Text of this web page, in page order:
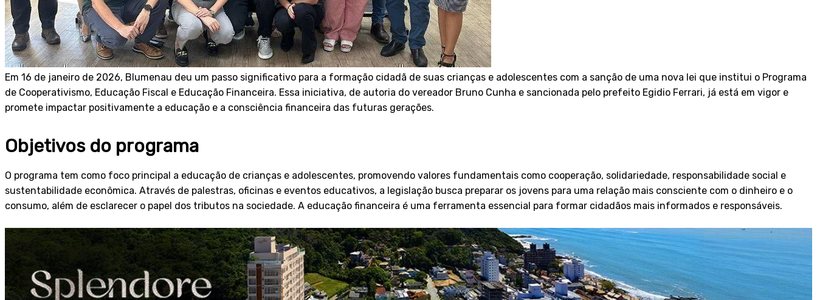
Em 16 de janeiro de 2026, Blumenau deu um passo significativo para a formação cidadã de suas crianças e adolescentes com a sanção de uma nova lei que institui o Programa
de Cooperativismo, Educação Fiscal e Educação Financeira. Essa iniciativa, de autoria do vereador Bruno Cunha e sancionada pelo prefeito Egidio Ferrari, já está em vigor e
promete impactar positivamente a educação e a consciência financeira das futuras gerações.
Objetivos do programa
O programa tem como foco principal a educação de crianças e adolescentes, promovendo valores fundamentais como cooperação, solidariedade, responsabilidade social e
sustentabilidade econômica. Através de palestras, oficinas e eventos educativos, a legislação busca preparar os jovens para uma relação mais consciente com o dinheiro e o
consumo, além de esclarecer o papel dos tributos na sociedade. A educação financeira é uma ferramenta essencial para formar cidadãos mais informados e responsáveis.